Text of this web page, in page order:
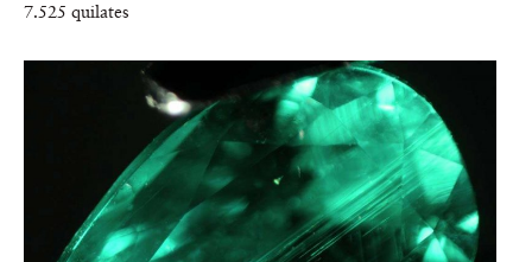
7.525 quilates